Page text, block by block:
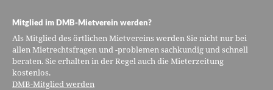
Mitglied im DMB-Mietverein werden?
Als Mitglied des örtlichen Mietvereins werden Sie nicht nur bei
allen Mietrechtsfragen und -problemen sachkundig und schnell
beraten. Sie erhalten in der Regel auch die Mieterzeitung
kostenlos.
DMB-Mitglied werden